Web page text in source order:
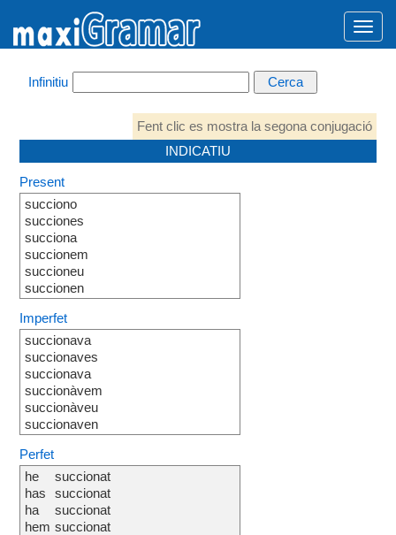
Infinitiu
Fent clic es mostra la segona conjugació
INDICATIU
Present
succiono
succiones
succiona
succionem
succioneu
succionen
Imperfet
succionava
succionaves
succionava
succionàvem
succionàveu
succionaven
Perfet
he
has
ha
hem
succionat
succionat
succionat
succionat